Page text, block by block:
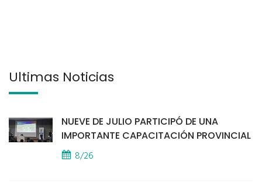
Últimas Noticias
NUEVE DE JULIO PARTICIPÓ DE UNA
IMPORTANTE CAPACITACIÓN PROVINCIAL
8/26